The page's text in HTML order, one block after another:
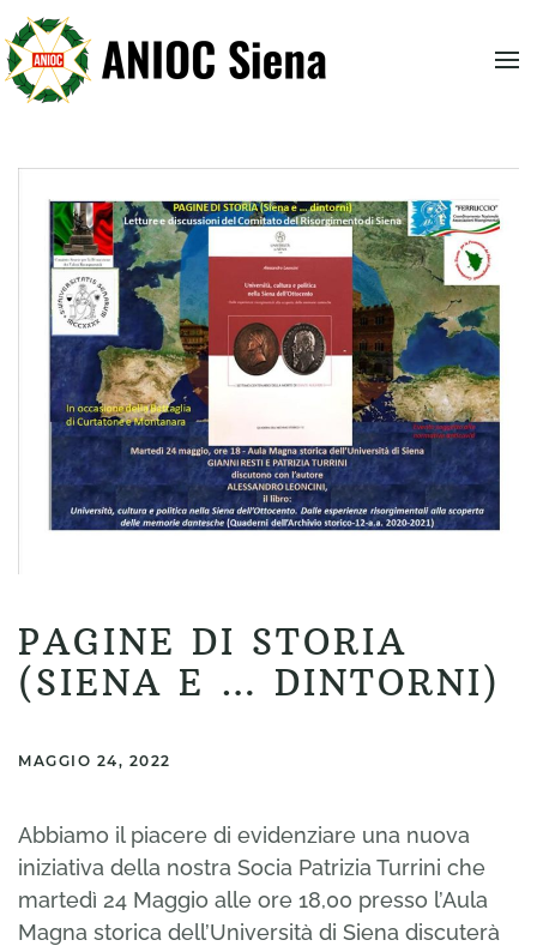
PAGINE DI STORIA
(SIENA E … DINTORNI)
MAGGIO 24, 2022
Abbiamo il piacere di evidenziare una nuova
iniziativa della nostra Socia Patrizia Turrini che
martedì 24 Maggio alle ore 18,00 presso l’Aula
Magna storica dell’Università di Siena discuterà